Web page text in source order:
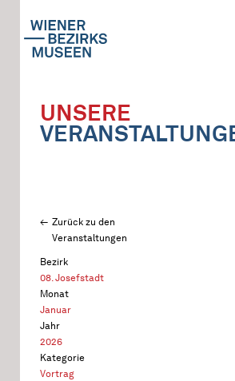
UNSERE
Zurück zu den
Veranstaltungen
Bezirk
08. Josefstadt
Monat
Januar
Jahr
2026
Kategorie
Vortrag